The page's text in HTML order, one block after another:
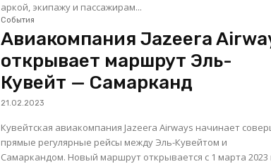
аркой, экипажу и пассажирам...
События
Авиакомпания Jazeera
открывает маршрут Эль-
Кувейт — Самарканд
21.02.2023
Кувейтская авиакомпания Jazeera Airways начинает
прямые регулярные рейсы между Эль-Кувейтом и
Самаркандом. Новый маршрут открывается с 1 марта 2023